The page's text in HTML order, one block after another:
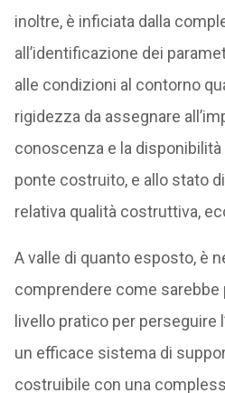
inoltre, è inficiata dalla
all’identificazione dei
alle condizioni al contorno
rigidezza da assegnare
conoscenza e la disponibilità
ponte costruito, e allo stato
relativa qualità costruttiva,
A valle di quanto esposto, è
comprendere come
livello pratico per perseguire
un efficace sistema di
costruibile con una